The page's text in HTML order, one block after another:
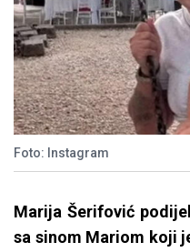
Foto: Instagram
Marija Šerifović
sa sinom Mariom koji